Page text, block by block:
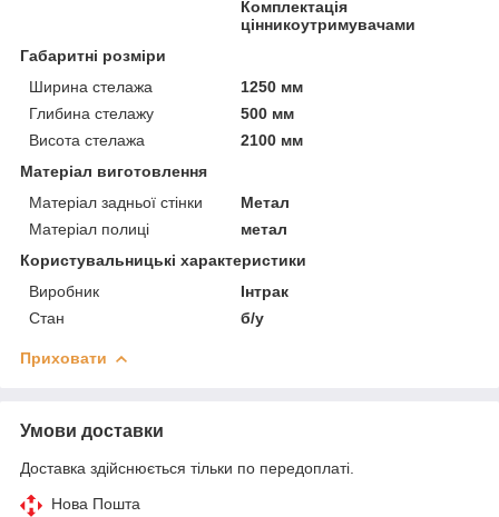
Комплектація
цінникоутримувачами
Габаритні розміри
Ширина стелажа
1250 мм
Глибина стелажу
500 мм
Висота стелажа
2100 мм
Матеріал виготовлення
Матеріал задньої стінки
Метал
Матеріал полиці
метал
Користувальницькі характеристики
Виробник
Інтрак
Стан
б/у
Приховати
Умови доставки
Доставка здійснюється тільки по передоплаті.
Нова Пошта